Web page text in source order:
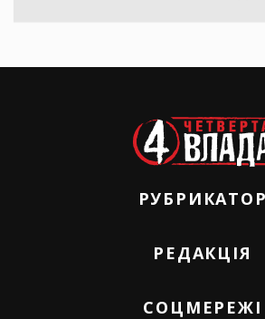
РУБРИКАТОР
РЕДАКЦІЯ
СОЦМЕРЕЖІ